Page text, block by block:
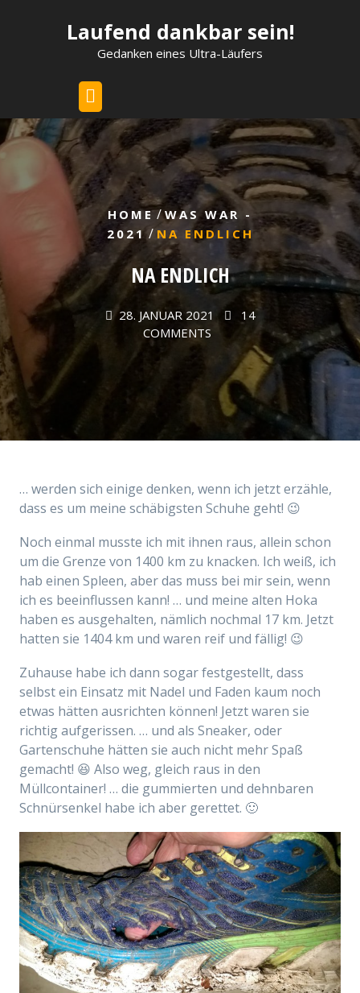
Laufend dankbar sein!
Gedanken eines Ultra-Läufers
HOME/WAS WAR -
2021 / NA ENDLICH
NA ENDLICH
28. JANUAR 2021
14
COMMENTS
… werden sich einige denken, wenn ich jetzt erzähle,
dass es um meine schäbigsten Schuhe geht! 😉
Noch einmal musste ich mit ihnen raus, allein schon
um die Grenze von 1400 km zu knacken. Ich weiß, ich
hab einen Spleen, aber das muss bei mir sein, wenn
ich es beeinflussen kann! … und meine alten Hoka
haben es ausgehalten, nämlich nochmal 17 km. Jetzt
hatten sie 1404 km und waren reif und fällig! 😉
Zuhause habe ich dann sogar festgestellt, dass
selbst ein Einsatz mit Nadel und Faden kaum noch
etwas hätten ausrichten können! Jetzt waren sie
richtig aufgerissen. … und als Sneaker, oder
Gartenschuhe hätten sie auch nicht mehr Spaß
gemacht! 😆 Also weg, gleich raus in den
Müllcontainer! … die gummierten und dehnbaren
Schnürsenkel habe ich aber gerettet. 🙂